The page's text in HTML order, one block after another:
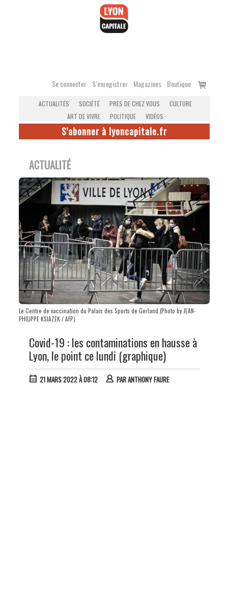
Se connecter S’enregistrer Magazines Boutique
Voir
ACTUALITÉS SOCIÉTÉ PRÈS DE CHEZ VOUS
CULTURE
ART DE VIVRE
POLITIQUE VIDÉOS
S'abonner à lyoncapitale.fr
ACTUALITÉ
Le Centre de vaccination du Palais des Sports de Gerland (Photo by JEAN-
PHILIPPE KSIAZEK / AFP)
Covid-19 : les contaminations en hausse à
Lyon, le point ce lundi (graphique)
21 MARS 2022 À 08:12 PARANTHONY FAURE